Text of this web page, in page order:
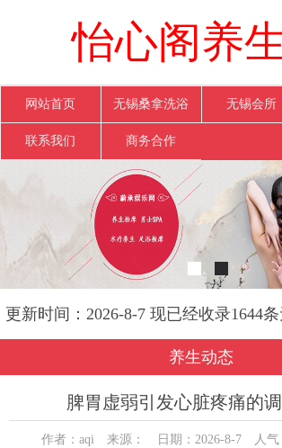
怡心阁养
网站首页 无锡桑拿洗浴 无锡会所
联系我们 商务合作
更新时间：2026-8-7 现已经收录1644
锡怡心阁养生网信息
养生动态
脾胃虚弱引发心脏疼痛的
作者：aqi 来源： 日期：2026-8-7 人气